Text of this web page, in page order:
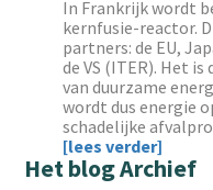
In Frankrijk wordt
kernfusie-reactor.
partners: de EU,
de VS (ITER). Het
van duurzame
wordt dus energie
schadelijke
[lees verder]
Het blog Archief